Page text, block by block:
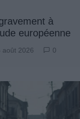
à
européenne
août 2026 0